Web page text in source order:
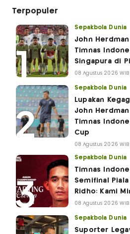
Terpopuler
Sepakbola Dunia
John
Timnas
Singapura di
08 Agustus 2026 WIB
Sepakbola Dunia
Lupakan
John
Timnas
Cup
08 Agustus 2026 WIB
Sepakbola Dunia
Timnas
Semifinal Piala
Ridho: Kami
08 Agustus 2026 WIB
Sepakbola Dunia
Suporter